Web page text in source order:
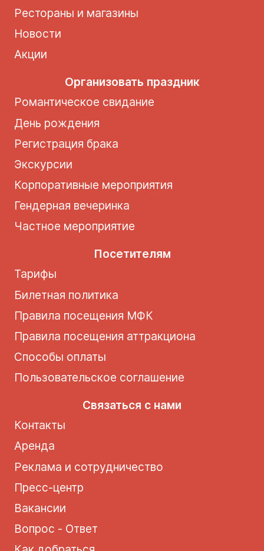
Рестораны и магазины
Новости
Акции
Организовать праздник
Романтическое свидание
День рождения
Регистрация брака
Экскурсии
Корпоративные мероприятия
Гендерная вечеринка
Частное мероприятие
Посетителям
Тарифы
Билетная политика
Правила посещения МФК
Правила посещения аттракциона
Способы оплаты
Пользовательское соглашение
Связаться с нами
Контакты
Аренда
Реклама и сотрудничество
Пресс-центр
Вакансии
Вопрос - Ответ